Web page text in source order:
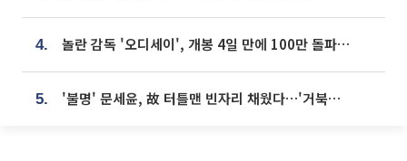
4. 놀란 감독 '오디세이', 개봉 4일 만에 100만 돌파⋯'왕사남' 보다 빠르다
5. '불명' 문세윤, 故 터틀맨 빈자리 채웠다…'거북이' 눈물의 최종 우승